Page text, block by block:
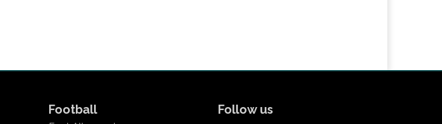
Football Follow us